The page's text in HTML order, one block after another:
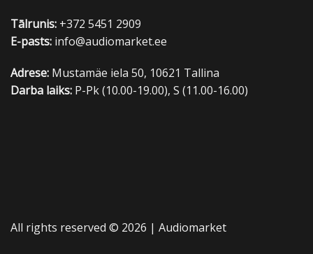
Tālrunis: +372 5451 2909
E-pasts: info@audiomarket.ee
Adrese: Mustamäe iela 50, 10621 Tallina
Darba laiks: P-Pk (10.00-19.00), S (11.00-16.00)
All rights reserved © 2026 | Audiomarket